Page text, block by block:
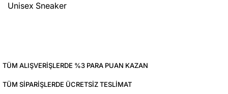
Unisex Sneaker
TÜM ALIŞVERIŞLERDE %3 PARA PUAN KAZAN
TÜM SIPARIŞLERDE ÜCRETSIZ TESLIMAT